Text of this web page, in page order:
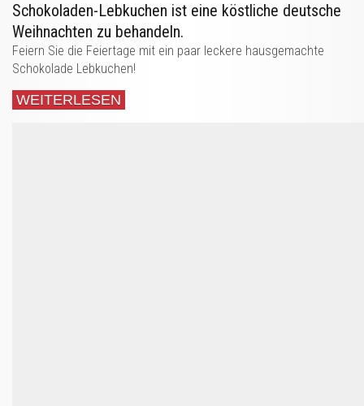
Schokoladen-Lebkuchen ist eine köstliche deutsche
Weihnachten zu behandeln.
Feiern Sie die Feiertage mit ein paar leckere hausgemachte
Schokolade Lebkuchen!
WEITERLESEN